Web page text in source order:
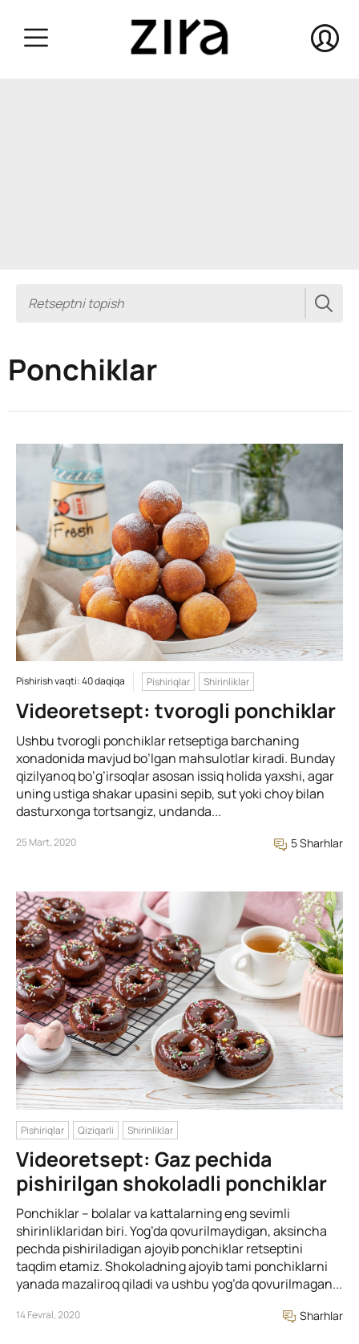
Ponchiklar
Pishirish vaqti: 40 daqiqa Pishiriqlar Shirinliklar
Videoretsept: tvorogli ponchiklar
Ushbu tvorogli ponchiklar retseptiga barchaning
xonadonida mavjud bo’lgan mahsulotlar kiradi. Bunday
qizilyanoq bo’g’irsoqlar asosan issiq holida yaxshi, agar
uning ustiga shakar upasini sepib, sut yoki choy bilan
dasturxonga tortsangiz, undanda...
25 Mart, 2020 5 Sharhlar
Pishiriqlar Qiziqarli Shirinliklar
Videoretsept: Gaz pechida
pishirilgan shokoladli ponchiklar
Ponchiklar – bolalar va kattalarning eng sevimli
shirinliklaridan biri. Yog’da qovurilmaydigan, aksincha
pechda pishiriladigan ajoyib ponchiklar retseptini
taqdim etamiz. Shokoladning ajoyib tami ponchiklarni
yanada mazaliroq qiladi va ushbu yog’da qovurilmagan...
14 Fevral, 2020 Sharhlar